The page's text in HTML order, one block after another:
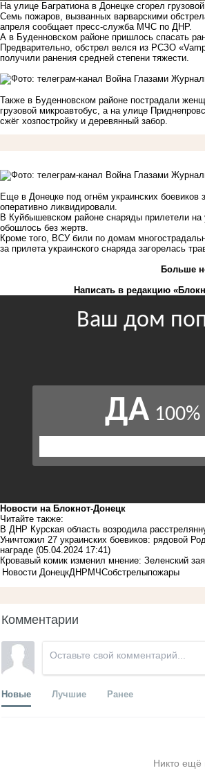
На улице Багратиона в Донецке сгорел
Семь пожаров, вызванных варварскими
апреля сообщает пресс-служба МЧС по ДНР.
А в Буденновском районе пришлось спасать
Предварительно, обстрел велся из РСЗО
получили ранения средней степени тяжести.
Также в Буденновском районе пострадали
грузовой микроавтобус, а на улице
сжёг хозпостройку и деревянный забор.
Еще в Донецке под огнём украинских
оперативно ликвидировали.
В Куйбышевском районе снаряды прилетели
обошлось без жертв.
Кроме того, ВСУ били по домам
за прилета украинского снаряда загорелась
Больше
Написать в редакцию
Новости на Блoкнoт-Донецк
Читайте также:
В ДНР Курская область возродила
Уничтожил 27 украинских боевиков: рядовой
награде (05.04.2024 17:41)
Кровавый комик изменил мнение: Зеленский
Новости ДонецкДНР МЧСобстрелыпожары
Комментарии
Новые Лучшие Ранее
Никто ещё